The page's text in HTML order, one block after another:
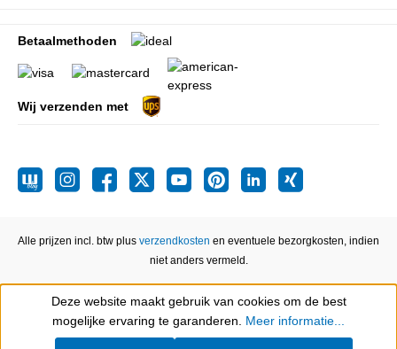
Betaalmethoden
Wij verzenden met
Alle prijzen incl. btw plus verzendkosten en eventuele bezorgkosten, indien
niet anders vermeld.
Show toolbar
Deze website maakt gebruik van cookies om de best
mogelijke ervaring te garanderen. Meer informatie...